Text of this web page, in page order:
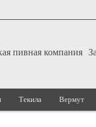
пивная компания
Текила Вермут